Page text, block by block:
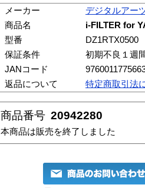
メーカー
デジタルアー
商品名
i-FILTER for
型番
DZ1RTX0500
保証条件
初期不良１週
JANコード
返品について
特定商取引法
商品番号 20942280
本商品は販売を終了しました